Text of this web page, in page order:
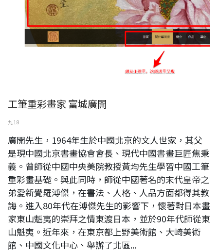
工筆重彩畫家 富城廣開
九 18
廣開先生，1964年生於中國北京的文人世家，其父
是現中國北京書畫協會會長、現代中國書畫巨匠焦秉
義。曾師從中國中央美院教授黃均先生學習中國工筆
重彩畫基礎。與此同時，師從中國著名的末代皇帝之
弟愛新覺羅溥傑，在書法、人格、人品方面都得其教
誨。進入80年代在溥傑先生的影響下，懷著對日本畫
家東山魁夷的崇拜之情東渡日本，並於90年代師從東
山魁夷。近年來，在東京都上野美術館、大崎美術
館、中國文化中心、舉辦了北區...